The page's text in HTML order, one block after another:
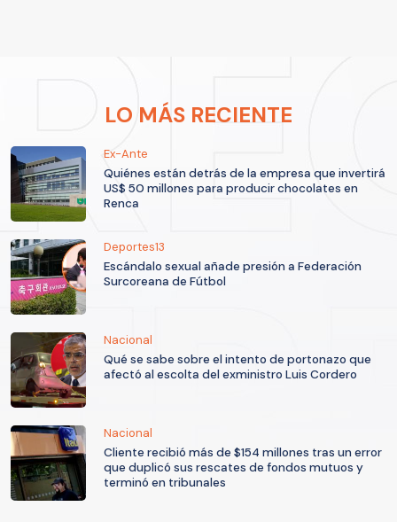
LO MÁS RECIENTE
Ex-Ante
Quiénes están detrás de la empresa que invertirá
US$ 50 millones para producir chocolates en
Renca
Deportes13
Escándalo sexual añade presión a Federación
Surcoreana de Fútbol
Nacional
Qué se sabe sobre el intento de portonazo que
afectó al escolta del exministro Luis Cordero
Nacional
Cliente recibió más de $154 millones tras un error
que duplicó sus rescates de fondos mutuos y
terminó en tribunales